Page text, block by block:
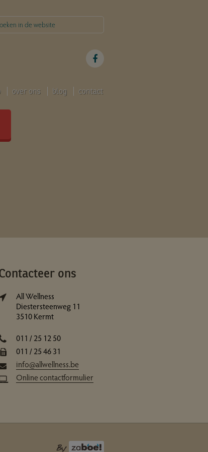
over ons blog contact
ons
All Wellness
Diestersteenweg 11
3510 Kermt
011 / 25 12 50
011 / 25 46 31
info@allwellness.be
Online contactformulier